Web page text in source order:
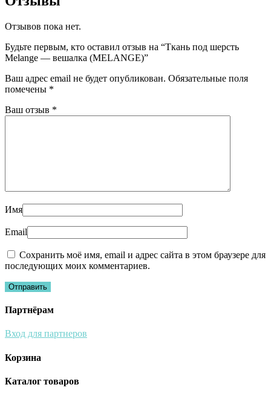
Отзывов пока нет.
Будьте первым, кто оставил отзыв на “Ткань под шерсть
Melange — вешалка (MELANGE)”
Ваш адрес email не будет опубликован. Обязательные поля
помечены *
Ваш отзыв *
Имя
Email
Сохранить моё имя, email и адрес сайта в этом браузере для
последующих моих комментариев.
Партнёрам
Вход для партнеров
Корзина
Каталог товаров